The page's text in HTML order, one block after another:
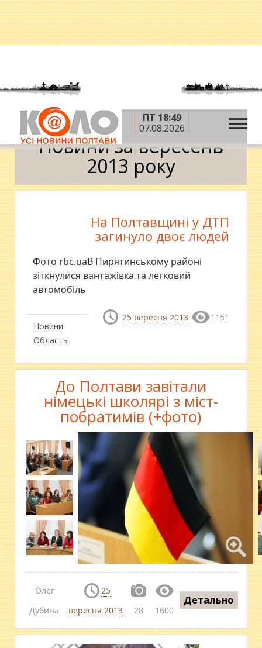
ПТ 18:49
07.08.2026
Головна » 2013 рік » вересень
Новини за вересень
2013 року
Новини
Область
На Полтавщині у ДТП
загинуло двоє людей
Фото rbc.uaВ Пирятинському районі
зіткнулися вантажівка та легковий
автомобіль
25 вересня 2013 1151
До Полтави завітали
німецькі школярі з міст-
побратимів (+фото)
Олег
Дубина
25
вересня 2013
28 1600
Детально